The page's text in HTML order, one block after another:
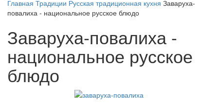
Главная Традиции Русская традиционная кухня Заваруха-
повалиха - национальное русское блюдо
Заваруха-повалиха -
национальное русское
блюдо